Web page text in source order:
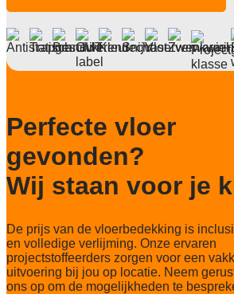
klasse W33
Brandwerend
sterk
Project gebruik
sterk
Perfecte vloer
gevonden?
Wij staan voor je
De prijs van de vloerbedekking is
en volledige verlijming. Onze ervaren
projectstoffeerders zorgen voor een
uitvoering bij jou op locatie. Neem
ons op om de mogelijkheden te